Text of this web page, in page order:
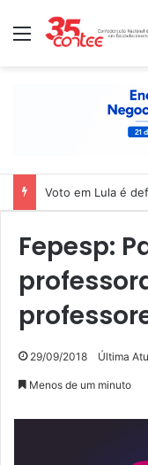
Menu
Voto em Lula é
Fepesp:
29/09/2018 Última
Menos de um minuto